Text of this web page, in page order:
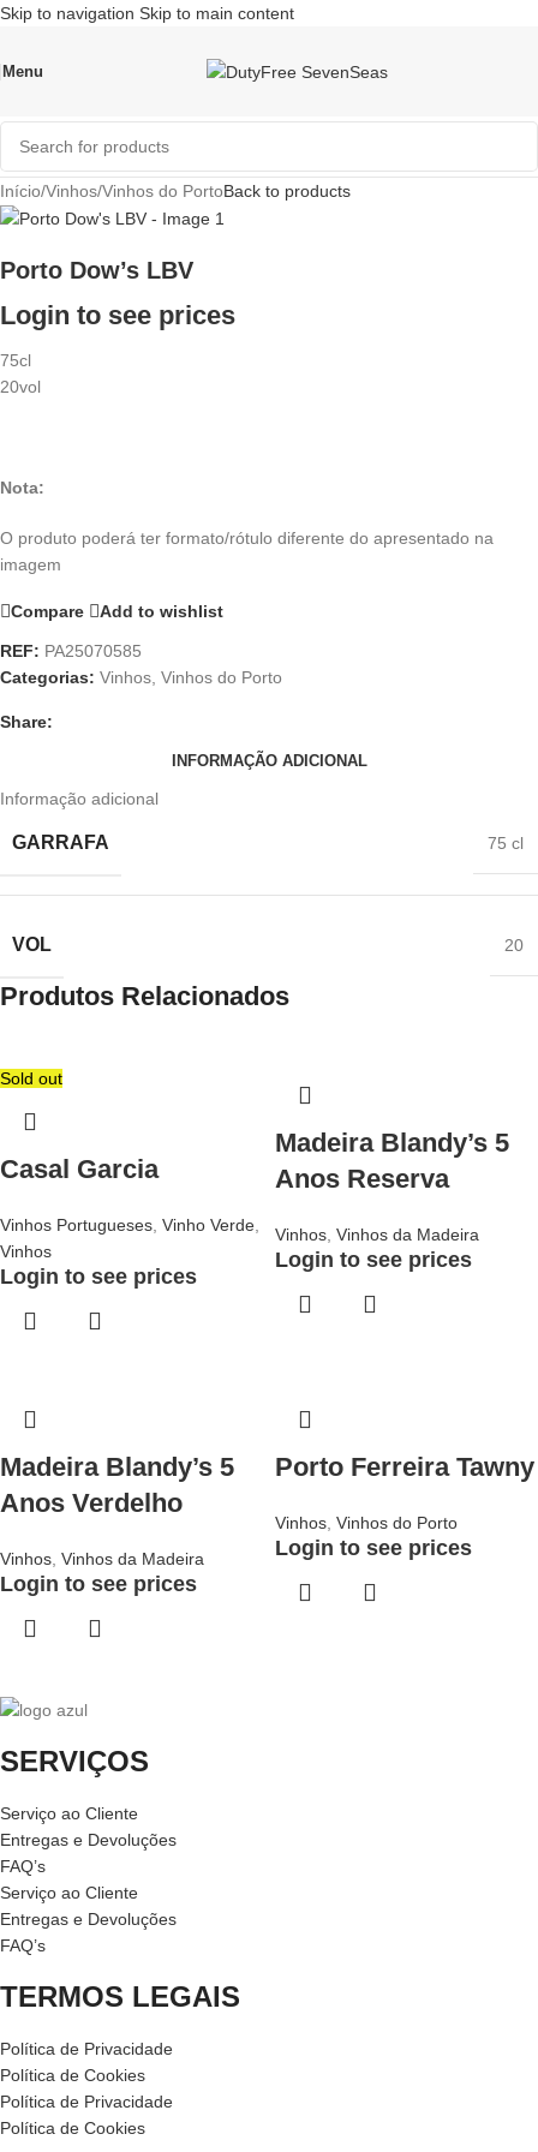
Skip to navigation Skip to main content
Menu
Início/Vinhos/Vinhos do PortoBack to products
Porto Dow’s LBV
Login to see prices
75cl
20vol
Nota:
O produto poderá ter formato/rótulo diferente do apresentado na
imagem
Compare Add to wishlist
REF: PA25070585
Categorias: Vinhos, Vinhos do Porto
Share:
INFORMAÇÃO ADICIONAL
Informação adicional
GARRAFA 75 cl
VOL 20
Produtos Relacionados
Sold out
Casal Garcia
Vinhos Portugueses, Vinho Verde,
Vinhos
Login to see prices
Madeira Blandy’s 5
Anos Reserva
Vinhos, Vinhos da Madeira
Login to see prices
Madeira Blandy’s 5
Anos Verdelho
Vinhos, Vinhos da Madeira
Login to see prices
Porto Ferreira Tawny
Vinhos, Vinhos do Porto
Login to see prices
SERVIÇOS
Serviço ao Cliente
Entregas e Devoluções
FAQ’s
Serviço ao Cliente
Entregas e Devoluções
FAQ’s
TERMOS LEGAIS
Política de Privacidade
Política de Cookies
Política de Privacidade
Política de Cookies